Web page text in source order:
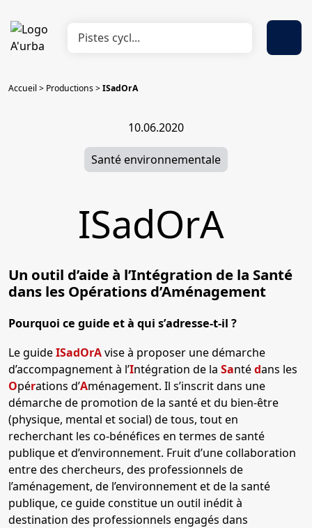
Accueil> Productions>ISadOrA
10.06.2020
Santé environnementale
ISadOrA
Un outil d’aide à l’Intégration de la Santé
dans les Opérations d’Aménagement
Pourquoi ce guide et à qui s’adresse-t-il ?
Le guideISadOrAvise à proposer une démarche
d’accompagnement à l’Intégration de la Santédans les
Opérations d’Aménagement. Il s’inscrit dans une
démarche de promotion de la santé et du bien-être
(physique, mental et social) de tous, tout en
recherchant les co-bénéfices en termes de santé
publique et d’environnement. Fruit d’une collaboration
entre des chercheurs, des professionnels de
l’aménagement, de l’environnement et de la santé
publique, ce guide constitue un outil inédit à
destination des professionnels engagés dans